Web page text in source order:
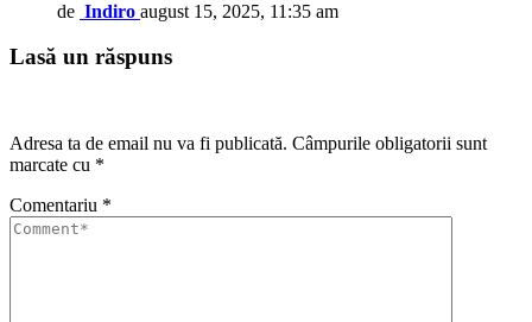
de Indiro august 15, 2025, 11:35 am
Lasă un răspuns
Adresa ta de email nu va fi publicată. Câmpurile obligatorii sunt
marcate cu *
Comentariu *